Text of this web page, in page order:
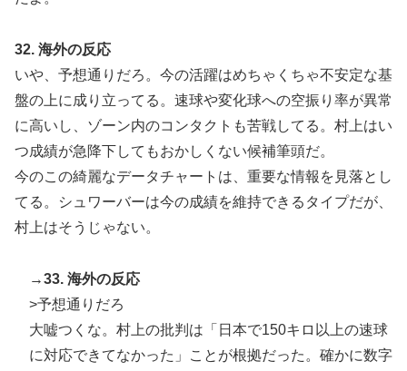
32. 海外の反応
いや、予想通りだろ。今の活躍はめちゃくちゃ不安定な基
盤の上に成り立ってる。速球や変化球への空振り率が異常
に高いし、ゾーン内のコンタクトも苦戦してる。村上はい
つ成績が急降下してもおかしくない候補筆頭だ。
今のこの綺麗なデータチャートは、重要な情報を見落とし
てる。シュワーバーは今の成績を維持できるタイプだが、
村上はそうじゃない。
→33. 海外の反応
>予想通りだろ
大嘘つくな。村上の批判は「日本で150キロ以上の速球
に対応できてなかった」ことが根拠だった。確かに数字